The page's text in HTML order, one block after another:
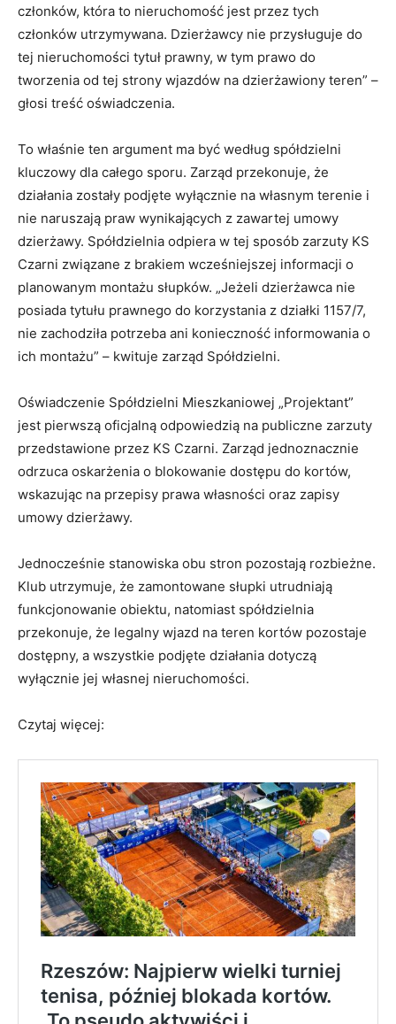
członków, która to nieruchomość jest przez tych
członków utrzymywana. Dzierżawcy nie przysługuje do
tej nieruchomości tytuł prawny, w tym prawo do
tworzenia od tej strony wjazdów na dzierżawiony teren” –
głosi treść oświadczenia.
To właśnie ten argument ma być według spółdzielni
kluczowy dla całego sporu. Zarząd przekonuje, że
działania zostały podjęte wyłącznie na własnym terenie i
nie naruszają praw wynikających z zawartej umowy
dzierżawy. Spółdzielnia odpiera w tej sposób zarzuty KS
Czarni związane z brakiem wcześniejszej informacji o
planowanym montażu słupków. „Jeżeli dzierżawca nie
posiada tytułu prawnego do korzystania z działki 1157/7,
nie zachodziła potrzeba ani konieczność informowania o
ich montażu” – kwituje zarząd Spółdzielni.
Oświadczenie Spółdzielni Mieszkaniowej „Projektant”
jest pierwszą oficjalną odpowiedzią na publiczne zarzuty
przedstawione przez KS Czarni. Zarząd jednoznacznie
odrzuca oskarżenia o blokowanie dostępu do kortów,
wskazując na przepisy prawa własności oraz zapisy
umowy dzierżawy.
Jednocześnie stanowiska obu stron pozostają rozbieżne.
Klub utrzymuje, że zamontowane słupki utrudniają
funkcjonowanie obiektu, natomiast spółdzielnia
przekonuje, że legalny wjazd na teren kortów pozostaje
dostępny, a wszystkie podjęte działania dotyczą
wyłącznie jej własnej nieruchomości.
Czytaj więcej: